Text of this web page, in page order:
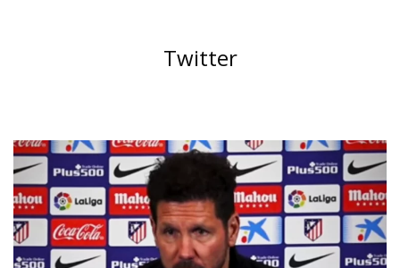
twitter